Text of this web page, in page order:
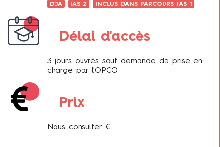
DDA IAS 2 INCLUS DANS PARCOURS IAS 1
Délai d'accès
3 jours ouvrés sauf demande de prise en
charge par l'OPCO
Prix
Nous consulter €